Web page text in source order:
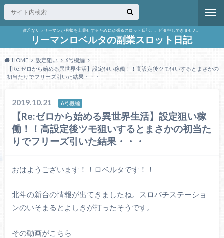
貧乏なサラリーマンが月収を上乗せするために頑張るスロット日記。。ビタ押しできません。
リーマンロベルタの副業スロット日記
HOME 設定狙い
6号機編
【Re:ゼロから始める異世界生活】設定狙い稼働！！高設定後ツモ狙いするとまさかの
初当たりでフリーズ引いた結果・・・
2019.10.21 6号機編
【Re:ゼロから始める異世界生活】設定狙い稼
働！！高設定後ツモ狙いするとまさかの初当た
りでフリーズ引いた結果・・・
おはようございます！！ロベルタです！！
北斗の新台の情報が出てきましたね。スロパチステーショ
ンのいそまるとよしきが打ったそうです。
その動画がこちら